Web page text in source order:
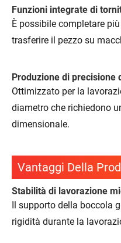
Funzioni integrate di
È possibile completare
trasferire il pezzo su
Produzione di precisione
Ottimizzato per la
diametro che richiedono
dimensionale.
Vantaggi Della
Stabilità di lavorazione
Il supporto della boccola
rigidità durante la